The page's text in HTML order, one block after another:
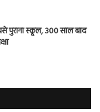
पुराना स्कूल, 300 साल बाद